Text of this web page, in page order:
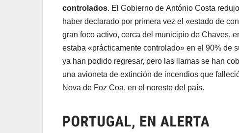
controlados. El Gobierno de António Costa
haber declarado por primera vez el «estado de
gran foco activo, cerca del municipio de Chaves,
estaba «prácticamente controlado» en el 90% de
ya han podido regresar, pero las llamas se han
una avioneta de extinción de incendios que
Nova de Foz Coa, en el noreste del país.